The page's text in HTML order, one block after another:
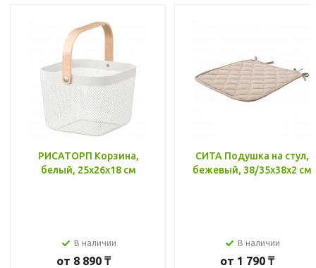
РИСАТОРП Корзина,
белый, 25x26x18 см
В наличии
от 8 890 ₸
СИТА Подушка на стул,
бежевый, 38/35x38x2 см
В наличии
от 1 790 ₸